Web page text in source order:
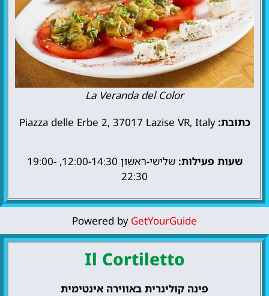
La Veranda del Color
כתובת: Piazza delle Erbe 2, 37017 Lazise VR, Italy
שעות פעילות:
שלישי-ראשון 12:00-14:30, 19:00-
22:30
Powered by GetYourGuide
Il Cortiletto
פינה קולינרית באווירה אינטימית